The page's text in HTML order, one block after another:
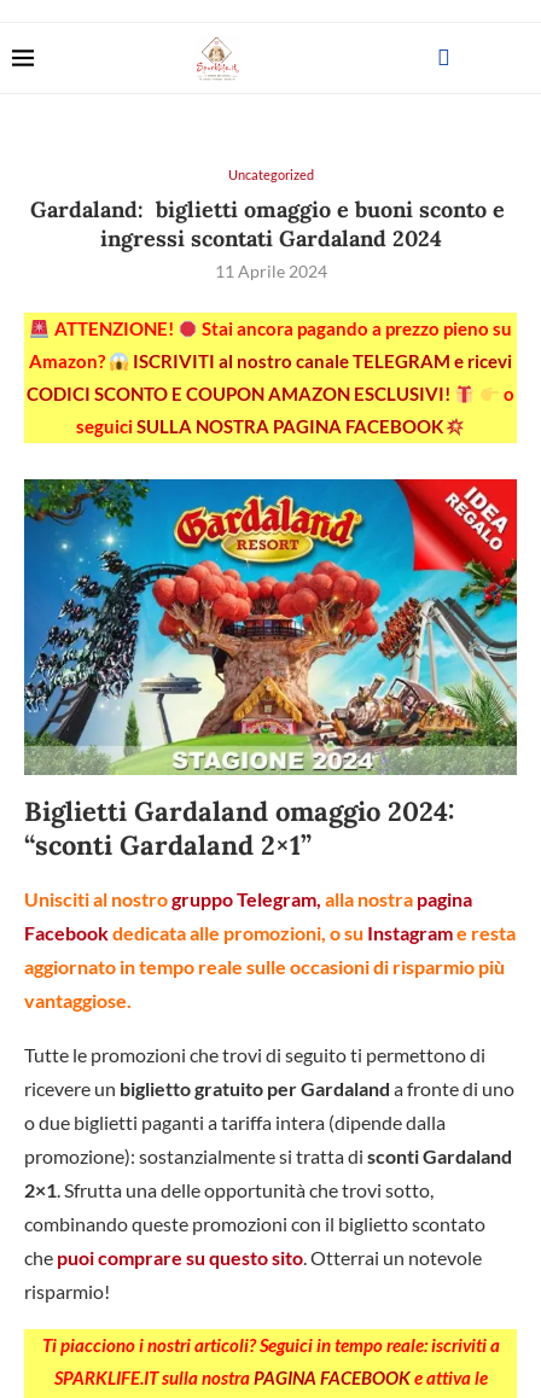
Uncategorized
Gardaland: biglietti omaggio e buoni sconto e
ingressi scontati Gardaland 2024
11 Aprile 2024
ATTENZIONE!
Stai ancora pagando a prezzo pieno su
Amazon?
ISCRIVITI al nostro canale TELEGRAM e ricevi
CODICI SCONTO E COUPON AMAZON ESCLUSIVI!
o
seguiciSULLA NOSTRA PAGINA FACEBOOK
Biglietti Gardaland omaggio 2024:
“sconti Gardaland 2×1”
Unisciti al nostrogruppo Telegram, alla nostra pagina
Facebookdedicata alle promozioni, o su Instagrame resta
aggiornato in tempo reale sulle occasioni di risparmio più
vantaggiose.
Tutte le promozioni che trovi di seguito ti permettono di
ricevere un biglietto gratuito per Gardaland a fronte di uno
o due biglietti paganti a tariffa intera (dipende dalla
promozione): sostanzialmente si tratta di sconti Gardaland
2×1. Sfrutta una delle opportunità che trovi sotto,
combinando queste promozioni con il biglietto scontato
che puoi comprare su questo sito. Otterrai un notevole
risparmio!
Ti piacciono i nostri articoli? Seguici in tempo reale: iscriviti a
SPARKLIFE.IT sulla nostraPAGINA FACEBOOKe attiva le